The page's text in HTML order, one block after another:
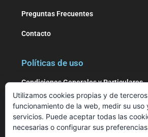
Preguntas Frecuentes
Contacto
Políticas de uso
Condiciones Generales y Particulares
Política de privacidad
Aviso legal
Utilizamos cookies propias y de
funcionamiento de la web, medir su uso
servicios. Puede aceptar todas las
necesarias o configurar sus